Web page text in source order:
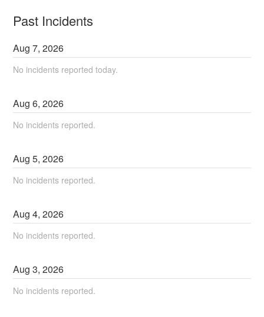
Past Incidents
Aug7,2026
No incidents reported today.
Aug6,2026
No incidents reported.
Aug5,2026
No incidents reported.
Aug4,2026
No incidents reported.
Aug3,2026
No incidents reported.